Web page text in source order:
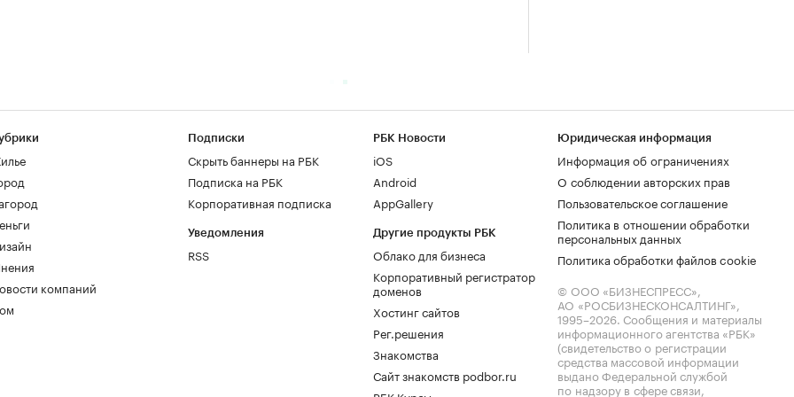
компаний
Подписки
Скрыть баннеры на РБК
Подписка на РБК
Корпоративная подписка
Уведомления
RSS
РБК Новости
iOS
Android
AppGallery
Другие продукты РБК
Облако для бизнеса
Корпоративный регистратор
доменов
Хостинг сайтов
Рег.решения
Знакомства
Сайт знакомств podbor.ru
Юридическая информация
Информация об ограничениях
О соблюдении авторских прав
Пользовательское соглашение
Политика в отношении обработки
персональных данных
Политика обработки файлов cookie
© ООО «БИЗНЕСПРЕСС»,
АО «РОСБИЗНЕСКОНСАЛТИНГ»,
1995–2026. Сообщения и материалы
информационного агентства «РБК»
(свидетельство о регистрации
средства массовой информации
выдано Федеральной службой
по надзору в сфере связи,